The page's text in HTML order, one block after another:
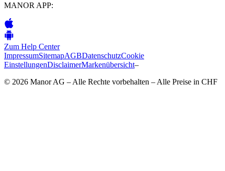
MANOR APP:
Zum Help Center
ImpressumSitemapAGBDatenschutzCookie
EinstellungenDisclaimerMarkenübersicht–
© 2026 Manor AG – Alle Rechte vorbehalten – Alle Preise in CHF